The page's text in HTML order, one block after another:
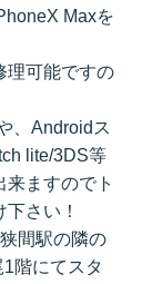
Maxを
理可能ですの
、Androidス
lite/3DS等
ますのでト
さい！
間駅の隣の
階にてスタ